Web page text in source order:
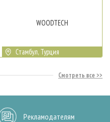
WOODTECH
Стамбул, Турция
Смотреть все
Рекламодателям